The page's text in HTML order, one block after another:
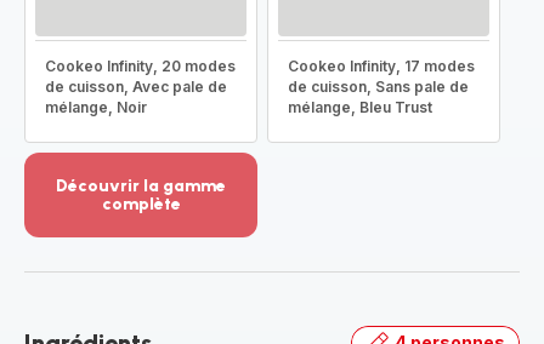
Cookeo Infinity, 20 modes
de cuisson, Avec pale de
mélange, Noir
Cookeo Infinity, 17 modes
de cuisson, Sans pale de
mélange, Bleu Trust
Découvrir la gamme
complète
-